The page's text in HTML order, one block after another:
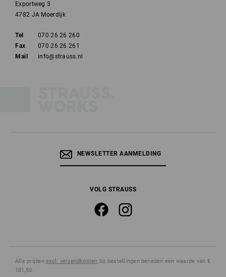
Exportweg 3
4782 JA Moerdijk
Tel
070 26 26 260
Fax
070 26 26 261
Mail
info@strauss.nl
NEWSLETTER AANMELDING
VOLG STRAUSS
Alle prijzenexcl. verzendkosten bij bestellingen beneden een waarde van €
181,50.